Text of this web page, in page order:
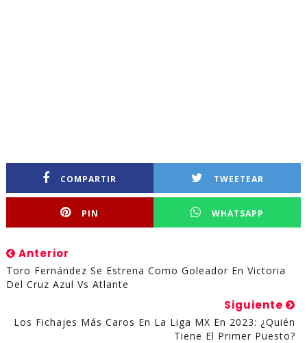
COMPARTIR TWEETEAR
PIN WHATSAPP
Anterior
Toro Fernández Se Estrena Como Goleador En Victoria
Del Cruz Azul Vs Atlante
Siguiente
Los Fichajes Más Caros En La Liga MX En 2023: ¿Quién
Tiene El Primer Puesto?